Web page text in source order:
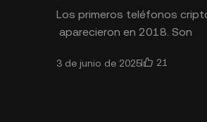
Los primeros teléfonos
aparecieron en 2018. Son
conectividad Web3, lo que
3 de junio de 2025 21